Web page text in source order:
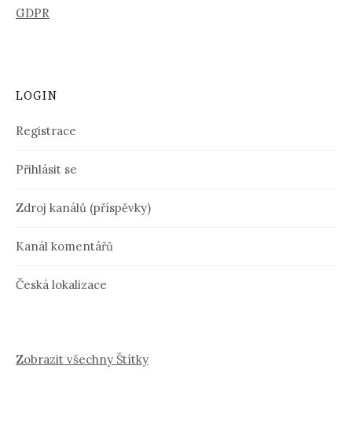
GDPR
LOGIN
Registrace
Přihlásit se
Zdroj kanálů (příspěvky)
Kanál komentářů
Česká lokalizace
Zobrazit všechny Štítky